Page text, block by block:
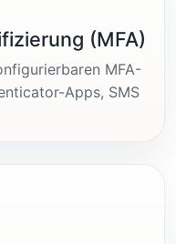
(MFA)
MFA-
Apps, SMS